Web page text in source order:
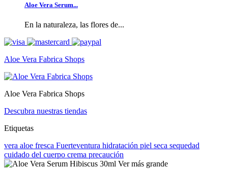
Aloe Vera Serum...
En la naturaleza, las flores de...
Aloe Vera Fabrica Shops
Aloe Vera Fabrica Shops
Descubra nuestras tiendas
Etiquetas
vera aloe fresca Fuerteventura hidratación piel seca sequedad
cuidado del cuerpo crema precaución
Ver más grande